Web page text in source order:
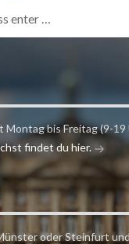
Montag bis Freitag (9-
findet du hier.
oder Steinfurt